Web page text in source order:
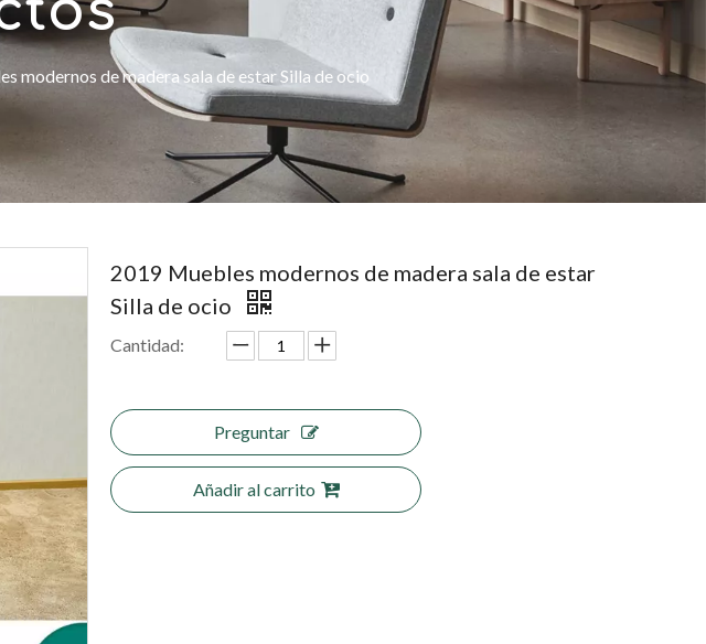
modernos de madera sala de estar Silla de ocio
2019 Muebles modernos de madera sala de estar
Silla de ocio
Cantidad:
Preguntar
Añadir al carrito